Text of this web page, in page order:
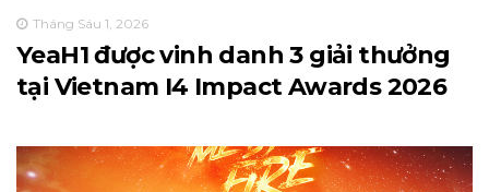
Tháng Sáu 1, 2026
YeaH1 được vinh danh 3 giải thưởng
tại Vietnam I4 Impact Awards 2026